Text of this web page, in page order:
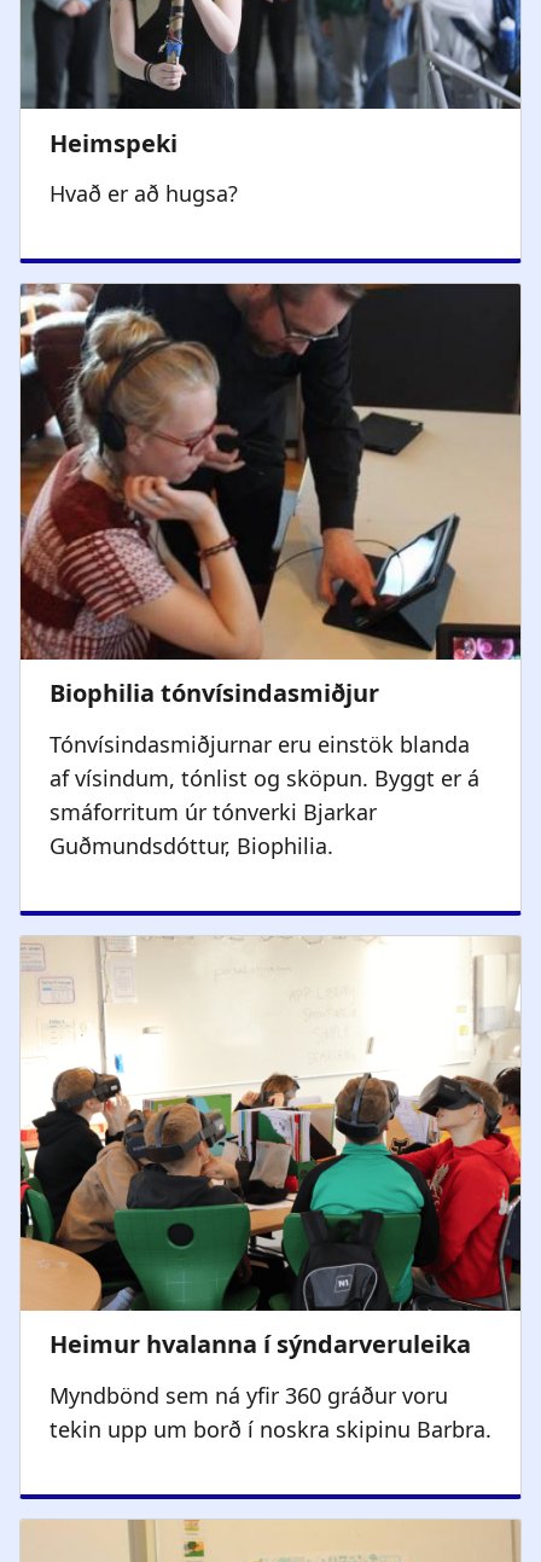
Hvað er að hugsa?
Tónvísindasmiðjurnar eru einstök blanda
af vísindum, tónlist og sköpun. Byggt er á
smáforritum úr tónverki Bjarkar
Guðmundsdóttur, Biophilia.
Myndbönd sem ná yfir 360 gráður voru
tekin upp um borð í noskra skipinu Barbra.